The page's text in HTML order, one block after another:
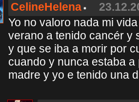
CelineHelena
Yo no valoro nada mi
verano a tenido cancér y
y que se iba a morir por
cuando y nunca estaba
madre y yo e tenido una